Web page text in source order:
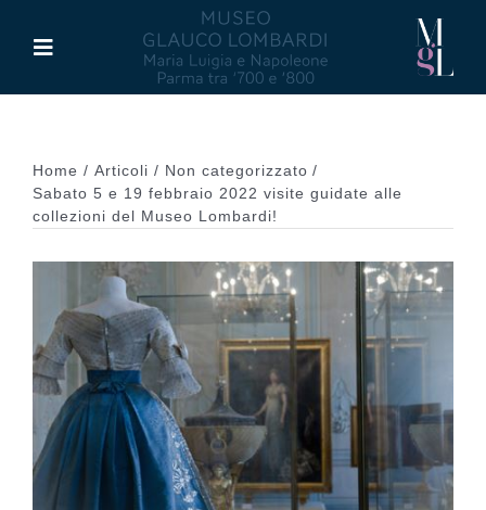
contenuto
Toggle
Maria Luigia d’Asburgo
Glauco Lombardi
Palazzo di Riserva
Attività
Pubblicazioni
Home Articoli
Non categorizzato
Sabato 5 e 19 febbraio 2022 visite guidate alle
collezioni del Museo Lombardi!